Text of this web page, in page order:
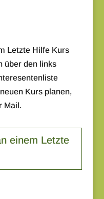
Letzte Hilfe Kurs
über den links
Kurs planen,
Mail.
einem Letzte